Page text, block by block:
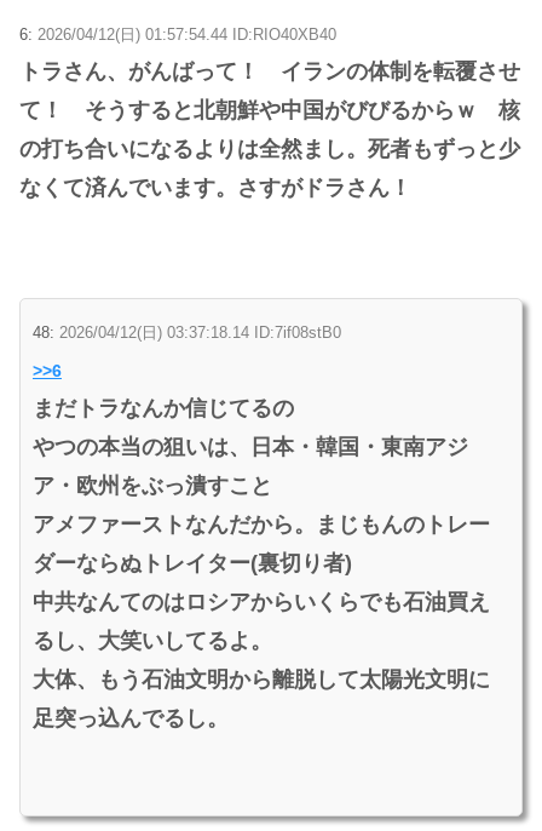
6: 2026/04/12(日) 01:57:54.44 ID:RIO40XB40
トラさん、がんばって！ イランの体制を転覆させ
て！ そうすると北朝鮮や中国がびびるからｗ 核
の打ち合いになるよりは全然まし。死者もずっと少
なくて済んでいます。さすがドラさん！
48: 2026/04/12(日) 03:37:18.14 ID:7if08stB0
>>6
まだトラなんか信じてるの
やつの本当の狙いは、日本・韓国・東南アジ
ア・欧州をぶっ潰すこと
アメファーストなんだから。まじもんのトレー
ダーならぬトレイター(裏切り者)
中共なんてのはロシアからいくらでも石油買え
るし、大笑いしてるよ。
大体、もう石油文明から離脱して太陽光文明に
足突っ込んでるし。